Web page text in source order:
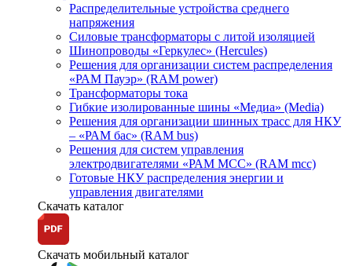
Распределительные устройства среднего
напряжения
Силовые трансформаторы с литой изоляцией
Шинопроводы «Геркулес» (Hercules)
Решения для организации систем распределения
«РАМ Пауэр» (RAM power)
Трансформаторы тока
Гибкие изолированные шины «Медиа» (Media)
Решения для организации шинных трасс для НКУ
– «РАМ бас» (RAM bus)
Решения для систем управления
электродвигателями «РАМ МСС» (RAM mcc)
Готовые НКУ распределения энергии и
управления двигателями
Скачать каталог
Скачать мобильный каталог